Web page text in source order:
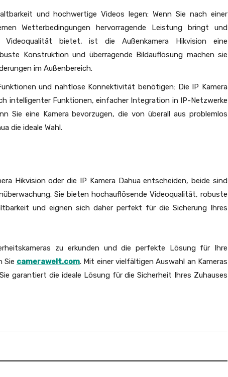
und hochwertige Videos legen: Wenn Sie nach einer
Wetterbedingungen hervorragende Leistung bringt und
Videoqualität bietet, ist die Außenkamera Hikvision eine
Konstruktion und überragende Bildauflösung machen sie
im Außenbereich.
und nahtlose Konnektivität benötigen: Die IP Kamera
intelligenter Funktionen, einfacher Integration in IP-Netzwerke
Sie eine Kamera bevorzugen, die von überall aus problemlos
die ideale Wahl.
Hikvision oder die IP Kamera Dahua entscheiden, beide sind
Sie bieten hochauflösende Videoqualität, robuste
und eignen sich daher perfekt für die Sicherung Ihres
zu erkunden und die perfekte Lösung für Ihre
Sie camerawelt.com. Mit einer vielfältigen Auswahl an Kameras
garantiert die ideale Lösung für die Sicherheit Ihres Zuhauses